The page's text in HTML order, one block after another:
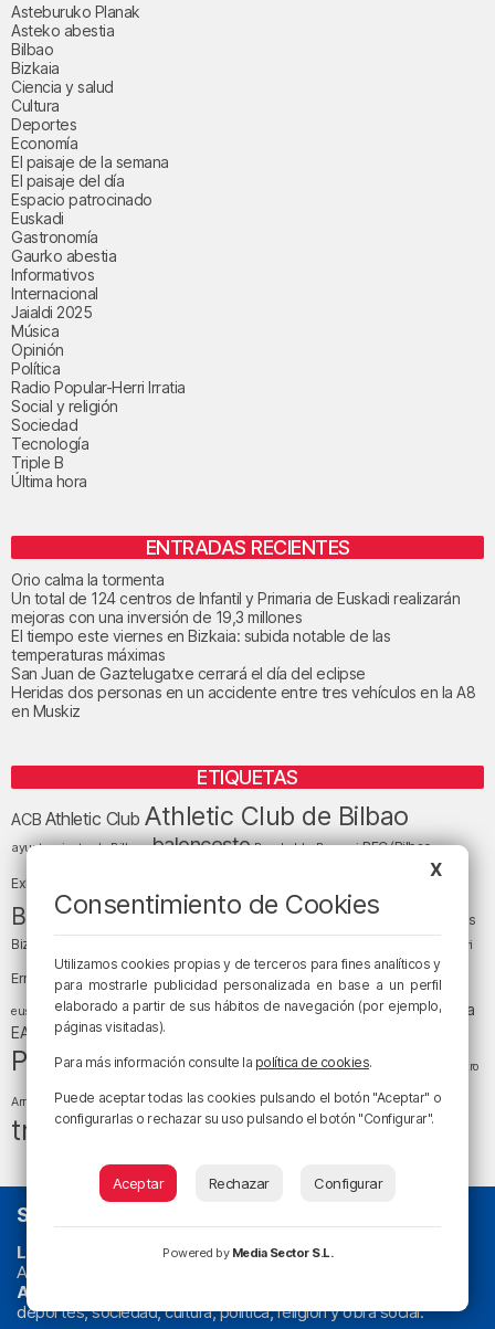
Asteburuko Planak
Asteko abestia
Bilbao
Bizkaia
Ciencia y salud
Cultura
Deportes
Economía
El paisaje de la semana
El paisaje del día
Espacio patrocinado
Euskadi
Gastronomía
Gaurko abestia
Informativos
Internacional
Jaialdi 2025
Música
Opinión
Política
Radio Popular-Herri Irratia
Social y religión
Sociedad
Tecnología
Triple B
Última hora
ENTRADAS RECIENTES
Orio calma la tormenta
Un total de 124 centros de Infantil y Primaria de Euskadi realizarán
mejoras con una inversión de 19,3 millones
El tiempo este viernes en Bizkaia: subida notable de las
temperaturas máximas
San Juan de Gaztelugatxe cerrará el día del eclipse
Heridas dos personas en un accidente entre tres vehículos en la A8
en Muskiz
ETIQUETAS
ACB Athletic Club Athletic Club de Bilbao
ayuntamiento de Bilbao baloncesto Barakaldo Basauri BEC (Bilbao
Exhibition Center) Bizkaia
Bizkaia y sus comarcas Copa del Rey cultura
Cáritas
Bizkaia
Diócesis de Bilbao el tiempo Enkarterri
Ernesto Valverde Ertzaintza Euskadi (País Vasco)
euskera fiestas fútbol Gobierno vasco juanma jubera LaLiga LaLiga
EA Sports Liga Endesa
Política religión San Mamés sociedadsucesos Teatro
Arriaga tiempotiempo atmosféricotráfico
tráfico en Bizkaia
SOBRE NOSOTROS
La radio sin cadenas. Desde 1960 haciendo radio en Bilbao.
Actualidad y
Athletic
deportes, sociedad, cultura, política, religión y obra social.
X
Consentimiento de Cookies
Utilizamos cookies propias y de terceros para fines analíticos y
para mostrarle publicidad personalizada en base a un perfil
elaborado a partir de sus hábitos de navegación (por ejemplo,
páginas visitadas).
Para más información consulte la política de cookies.
Puede aceptar todas las cookies pulsando el botón "Aceptar" o
configurarlas o rechazar su uso pulsando el botón "Configurar".
Aceptar Rechazar Configurar
Powered by Media Sector S.L.